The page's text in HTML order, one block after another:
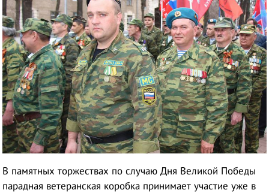
В памятных торжествах по случаю Дня Великой Победы
парадная ветеранская коробка принимает участие уже в